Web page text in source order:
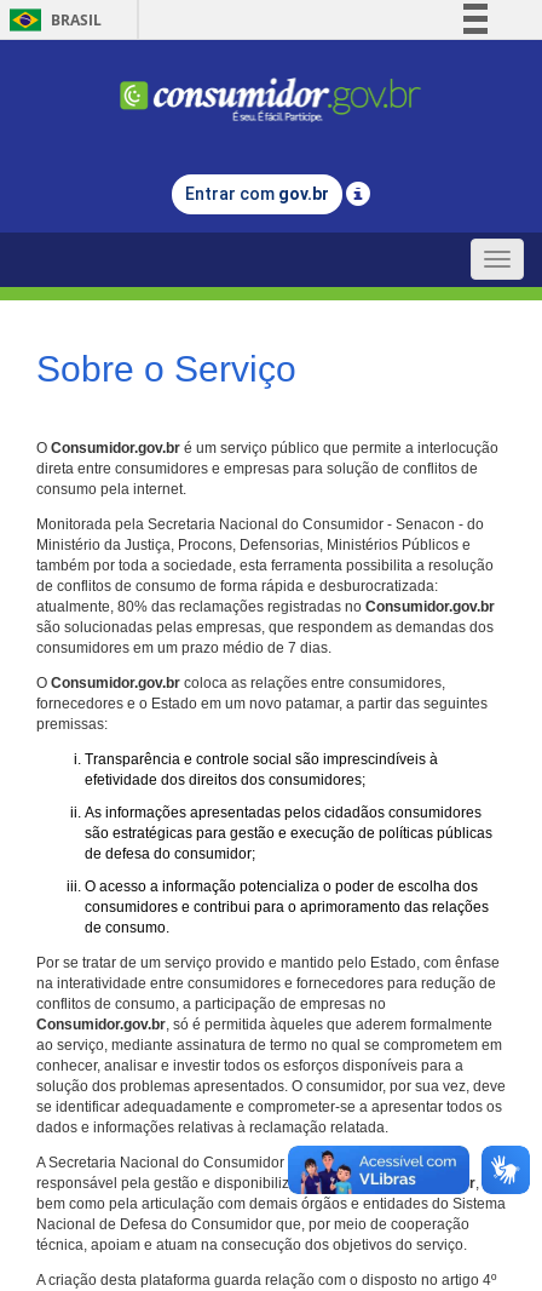
BRASIL
Comunica BR
Legislação
Entrar com gov.br
Toggle
Sobre o Serviço
O Consumidor.gov.br é um serviço público que permite a interlocução
direta entre consumidores e empresas para solução de conflitos de
consumo pela internet.
Monitorada pela Secretaria Nacional do Consumidor - Senacon - do
Ministério da Justiça, Procons, Defensorias, Ministérios Públicos e
também por toda a sociedade, esta ferramenta possibilita a resolução
de conflitos de consumo de forma rápida e desburocratizada:
atualmente, 80% das reclamações registradas no Consumidor.gov.br
são solucionadas pelas empresas, que respondem as demandas dos
consumidores em um prazo médio de 7 dias.
O Consumidor.gov.br coloca as relações entre consumidores,
fornecedores e o Estado em um novo patamar, a partir das seguintes
premissas:
Transparência e controle social são imprescindíveis à
efetividade dos direitos dos consumidores;
As informações apresentadas pelos cidadãos consumidores
são estratégicas para gestão e execução de políticas públicas
de defesa do consumidor;
O acesso a informação potencializa o poder de escolha dos
consumidores e contribui para o aprimoramento das relações
de consumo.
Por se tratar de um serviço provido e mantido pelo Estado, com ênfase
na interatividade entre consumidores e fornecedores para redução de
conflitos de consumo, a participação de empresas no
Consumidor.gov.br, só é permitida àqueles que aderem formalmente
ao serviço, mediante assinatura de termo no qual se comprometem em
conhecer, analisar e investir todos os esforços disponíveis para a
solução dos problemas apresentados. O consumidor, por sua vez, deve
se identificar adequadamente e comprometer-se a apresentar todos os
dados e informações relativas à reclamação relatada.
A Secretaria Nacional do Consumidor do Ministério da Justiça é a
responsável pela gestão e disponibilização doConsumidor.gov.br,
bem como pela articulação com demais órgãos e entidades do Sistema
Nacional de Defesa do Consumidor que, por meio de cooperação
técnica, apoiam e atuam na consecução dos objetivos do serviço.
A criação desta plataforma guarda relação com o disposto no artigo 4º